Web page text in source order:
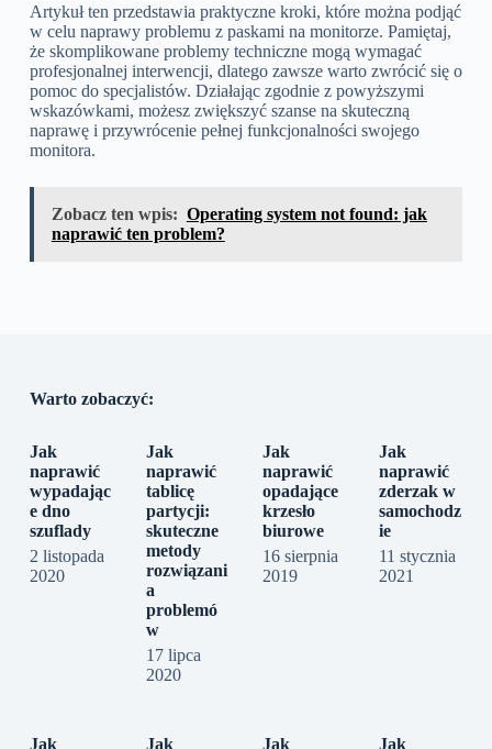
Artykuł ten przedstawia praktyczne kroki, które można podjąć
w celu naprawy problemu z paskami na monitorze. Pamiętaj,
że skomplikowane problemy techniczne mogą wymagać
profesjonalnej interwencji, dlatego zawsze warto zwrócić się o
pomoc do specjalistów. Działając zgodnie z powyższymi
wskazówkami, możesz zwiększyć szanse na skuteczną
naprawę i przywrócenie pełnej funkcjonalności swojego
monitora.
Zobacz ten wpis: Operating system not found: jak
naprawić ten problem?
Warto zobaczyć:
Jak
naprawić
wypadając
e dno
szuflady
2 listopada
2020
Jak
naprawić
tablicę
partycji:
skuteczne
metody
rozwiązani
a
problemó
w
17 lipca
2020
Jak
naprawić
opadające
krzesło
biurowe
16 sierpnia
2019
Jak
naprawić
zderzak w
samochodz
ie
11 stycznia
2021
Jak Jak Jak Jak